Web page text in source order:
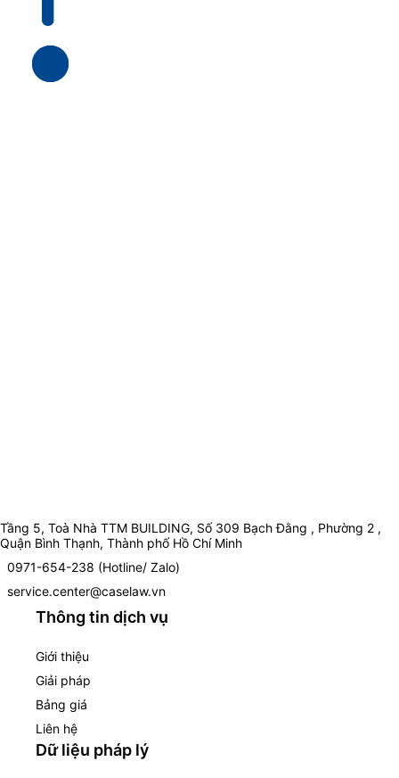
Tầng 5, Toà Nhà TTM BUILDING, Số 309 Bạch Đằng , Phường 2 ,
Quận Bình Thạnh, Thành phố Hồ Chí Minh
0971-654-238 (Hotline/ Zalo)
service.center@caselaw.vn
Thông tin dịch vụ
Giới thiệu
Giải pháp
Bảng giá
Liên hệ
Dữ liệu pháp lý